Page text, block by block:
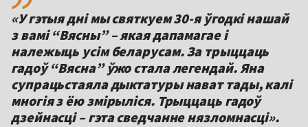
«У гэтыя дні мы святкуем 30-я ўгодкі нашай
з вамі “Вясны” – якая дапамагае і
належыць усім беларусам. За трыццаць
гадоў “Вясна” ўжо стала легендай. Яна
супрацьстаяла дыктатуры нават тады, калі
многія з ёю змірыліся. Трыццаць гадоў
дзейнасці – гэта сведчанне нязломнасці».